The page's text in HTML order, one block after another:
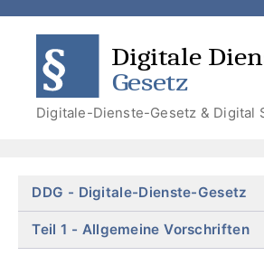
Zum
Inhalt
Zum
Menü
springen
Zum
Menü
springen
Zur
Suche
Digitale-Dienste-Gesetz & Digital
Skip
menu
DDG Digitale-Dienste-Gesetz
Teil 1 Allgemeine Vorschriften